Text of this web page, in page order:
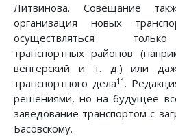
Литвинова. Совещание
организация новых
осуществляться
транспортных районов
венгерский и т. д.) или
транспортного дела11.
решениями, но на будущее
заведование транспортом с
Басовскому.